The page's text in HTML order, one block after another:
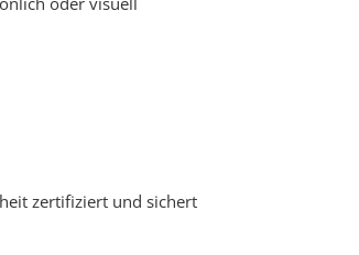
zertifiziert und sichert